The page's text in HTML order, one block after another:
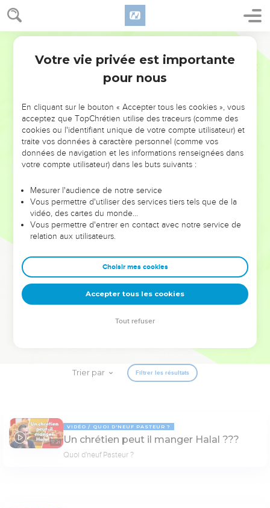
NE MANQUEZ PAS L’ÉVÉNEMENT
DE L’ANNÉE !
ET SI LEURS ERREURS POUVAIENT VOUS ÉVITER LES
VOTRES ?
leur foi ou leur vision. Mais on voit moins les doutes, les erreurs
et les saisons difficiles qu'ils ont traversés, alors même que ce
sont elles qui les ont façonnés.
Dans cette conférence, leaders, entrepreneurs, et responsables
clés pour avancer avec plus de sagesse afin que leurs erreurs
deviennent vos tremplins. Que vous guidiez un ministère, une
équipe, un groupe ou une famille, leur expérience est faite
pour vous.
Trier par Filtrer les résultats
17:21
VIDÉO QUOI D'NEUF PASTEUR ?
Un chrétien peut il manger Halal ???
Quoi d'neuf Pasteur ?
Votre vie privée est importante
pour nous
En cliquant sur le bouton « Accepter tous les cookies », vous
acceptez que TopChrétien utilise des traceurs (comme des
cookies ou l'identifiant unique de votre compte utilisateur) et
traite vos données à caractère personnel (comme vos
données de navigation et les informations renseignées dans
votre compte utilisateur) dans les buts suivants :
Mesurer l'audience de notre service
Vous permettre d'utiliser des services tiers tels que de la
vidéo, des cartes du monde…
Vous permettre d'entrer en contact avec notre service de
relation aux utilisateurs.
Choisir mes cookies
Accepter tous les cookies
Tout refuser